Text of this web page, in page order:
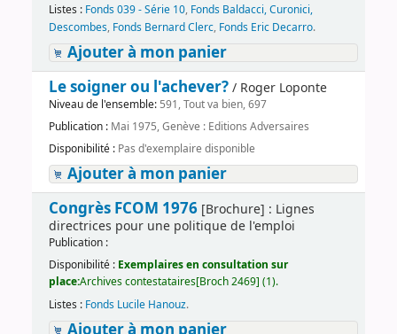
Listes : Fonds 039 - Série 10, Fonds Baldacci, Curonici,
Descombes, Fonds Bernard Clerc, Fonds Eric Decarro.
Ajouter à mon panier
Le soigner ou l'achever?/ Roger Loponte
Niveau de l'ensemble: 591, Tout va bien, 697
Publication : Mai 1975, Genève : Editions Adversaires
Disponibilité : Pas d'exemplaire disponible
Ajouter à mon panier
Congrès FCOM 1976[Brochure] : Lignes
directrices pour une politique de l'emploi
Publication :
Disponibilité : Exemplaires en consultation sur
place:Archives contestataires[Broch 2469] (1).
Listes : Fonds Lucile Hanouz.